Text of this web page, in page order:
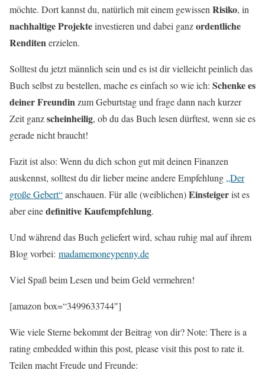
möchte. Dort kannst du, natürlich mit einem gewissen Risiko, in
nachhaltigeProjekteinvestieren und dabei ganzordentliche
Renditenerzielen.
Solltest du jetzt männlich sein und es ist dir vielleicht peinlich das
Buch selbst zu bestellen, mache es einfach so wie ich: Schenke es
deiner Freundinzum Geburtstag und frage dann nach kurzer
Zeit ganzscheinheilig, ob du das Buch lesen dürftest, wenn sie es
gerade nicht braucht!
Fazit ist also: Wenn du dich schon gut mit deinen Finanzen
auskennst, solltest du dir lieber meine andere Empfehlung „Der
große Gebert“anschauen. Für alle (weiblichen)Einsteigerist es
aber einedefinitiveKaufempfehlung.
Und während das Buch geliefert wird, schau ruhig mal auf ihrem
Blog vorbei: madamemoneypenny.de
Viel Spaß beim Lesen und beim Geld vermehren!
[amazon box=“3499633744″]
Wie viele Sterne bekommt der Beitrag von dir? Note: There is a
rating embedded within this post, please visit this post to rate it.
Teilen macht Freude und Freunde: